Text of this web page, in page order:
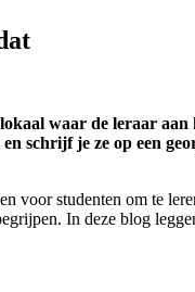
waar de leraar
schrijf je ze op een
voor studenten om te
In deze blog